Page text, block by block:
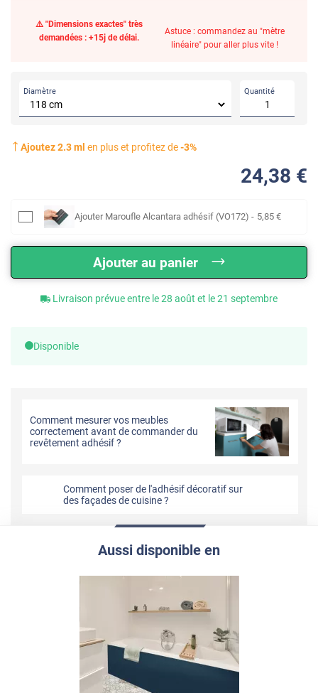
⚠️ "Dimensions exactes" très
demandées : +15j de délai.
Astuce : commandez au "mètre
linéaire" pour aller plus vite !
Diamètre Quantité
Ajoutez2.3ml en plus et profitez de-3%
24,38 €
Ajouter Maroufle Alcantara adhésif (VO172) - 5,85 €
Ajouter au panier
Livraison prévue entre le 28 août et le 21 septembre
Disponible
Comment mesurer vos meubles
correctement avant de commander du
revêtement adhésif ?
Comment poser de l'adhésif décoratif sur
des façades de cuisine ?
Aussi disponible en